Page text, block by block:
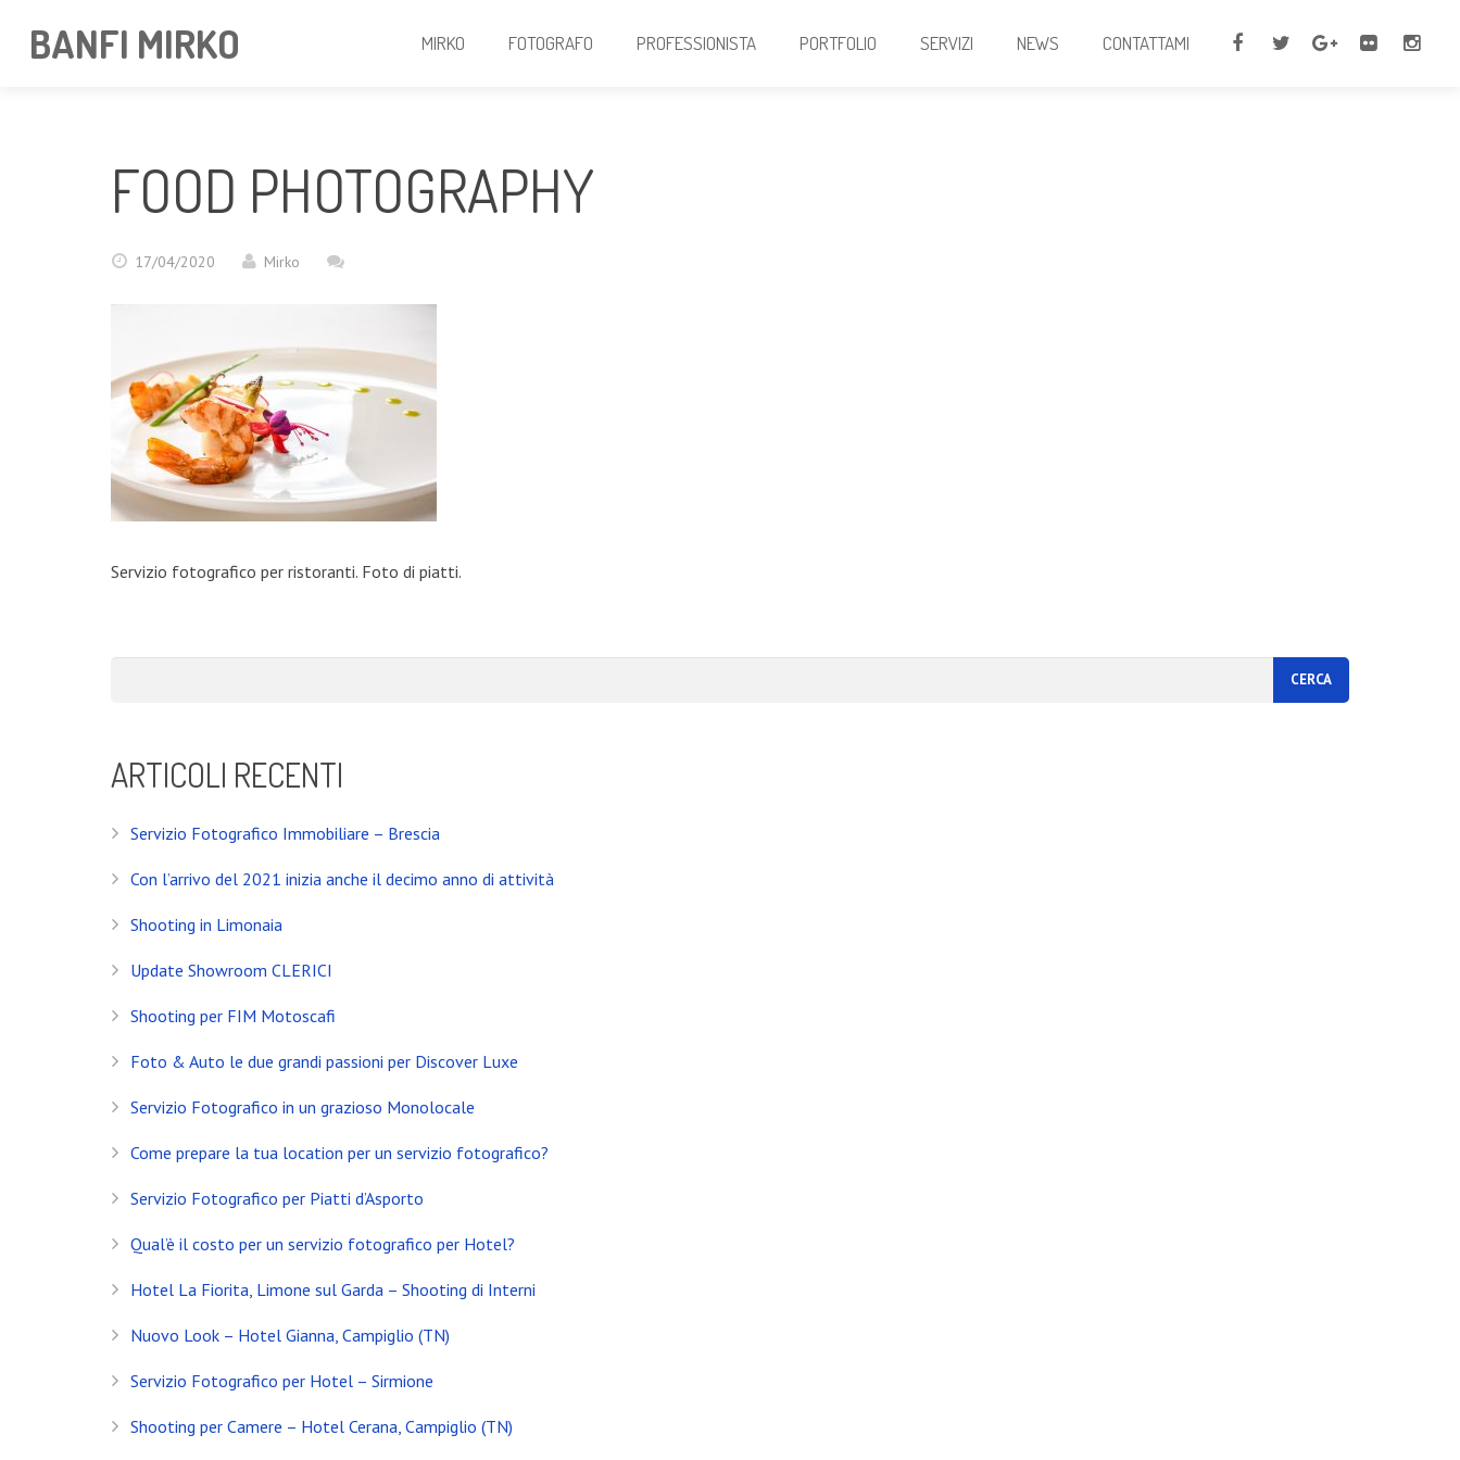
BANFI MIRKO MIRKO FOTOGRAFO PROFESSIONISTA PORTFOLIO SERVIZI NEWS CONTATTAMI
FOOD PHOTOGRAPHY
17/04/2020 Mirko
Servizio fotografico per ristoranti. Foto di piatti.
ARTICOLI RECENTI
Servizio Fotografico Immobiliare – Brescia
Con l’arrivo del 2021 inizia anche il decimo anno di attività
Shooting in Limonaia
Update Showroom CLERICI
Shooting per FIM Motoscafi
Foto & Auto le due grandi passioni per Discover Luxe
Servizio Fotografico in un grazioso Monolocale
Come prepare la tua location per un servizio fotografico?
Servizio Fotografico per Piatti d’Asporto
Qual’è il costo per un servizio fotografico per Hotel?
Hotel La Fiorita, Limone sul Garda – Shooting di Interni
Nuovo Look – Hotel Gianna, Campiglio (TN)
Servizio Fotografico per Hotel – Sirmione
Shooting per Camere – Hotel Cerana, Campiglio (TN)
INSTAGRAM
NEWS